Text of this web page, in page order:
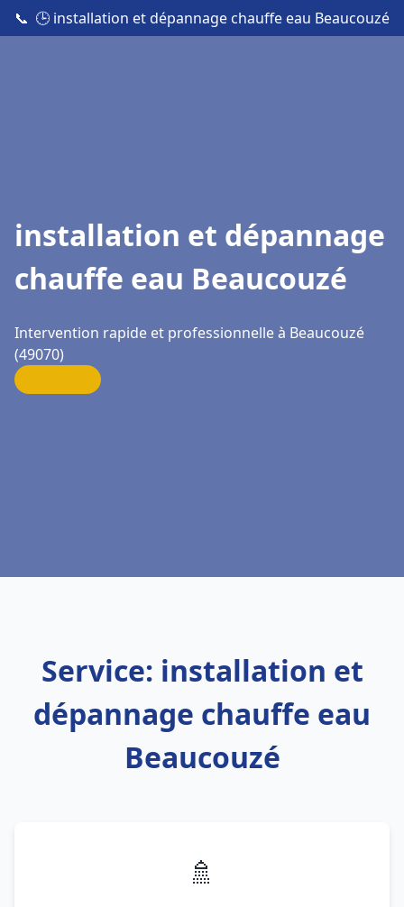
📞 🕒 installation et dépannage chauffe eau Beaucouzé
installation et dépannage
chauffe eau Beaucouzé
Intervention rapide et professionnelle à Beaucouzé
(49070)
Service: installation et
dépannage chauffe eau
Beaucouzé
🚿